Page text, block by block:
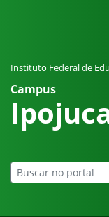
Instituto Federal de
Campus